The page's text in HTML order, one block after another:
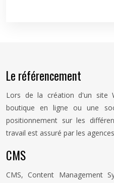
Le référencement
Lors de la création d'un site
boutique en ligne ou une
positionnement sur les
travail est assuré par les
CMS
CMS, Content Management